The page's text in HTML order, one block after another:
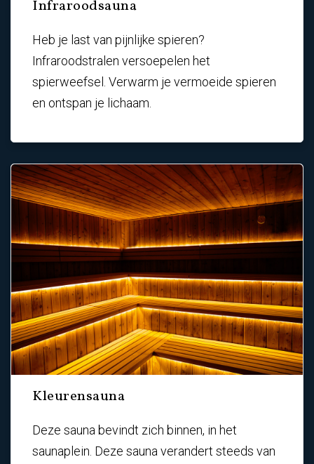
Infraroodsauna
Heb je last van pijnlijke spieren?
Infraroodstralen versoepelen het
spierweefsel. Verwarm je vermoeide spieren
en ontspan je lichaam.
Kleurensauna
Deze sauna bevindt zich binnen, in het
saunaplein. Deze sauna verandert steeds van